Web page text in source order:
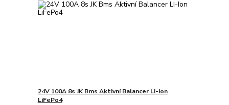
24V 100A 8s JK Bms Aktivní Balancer LI-Ion
LiFePo4